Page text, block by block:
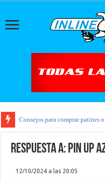
Consejos para comprar patines
Respuesta a: pin up
12/10/2024 a las 20:05